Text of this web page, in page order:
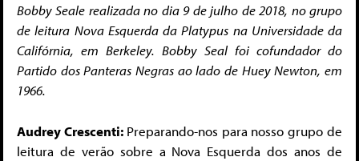
Bobby Seale realizada no dia 9 de julho de 2018, no grupo
de leitura Nova Esquerda da Platypus na Universidade da
Califórnia, em Berkeley. Bobby Seal foi cofundador do
Partido dos Panteras Negras ao lado de Huey Newton, em
1966.
Audrey Crescenti: Preparando-nos para nosso grupo de
leitura de verão sobre a Nova Esquerda dos anos de